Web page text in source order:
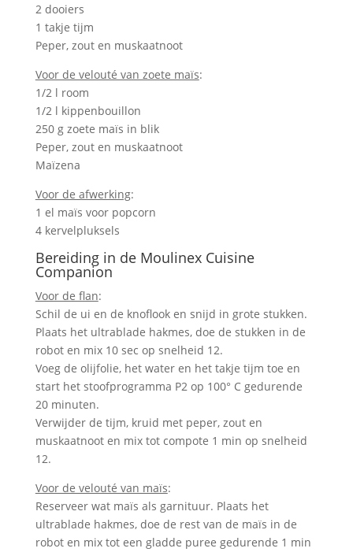
2 dooiers
1 takje tijm
Peper, zout en muskaatnoot
Voor de velouté van zoete maïs:
1/2 l room
1/2 l kippenbouillon
250 g zoete maïs in blik
Peper, zout en muskaatnoot
Maïzena
Voor de afwerking:
1 el maïs voor popcorn
4 kervelpluksels
Bereiding in de Moulinex Cuisine
Companion
Voor de flan:
Schil de ui en de knoflook en snijd in grote stukken.
Plaats het ultrablade hakmes, doe de stukken in de
robot en mix 10 sec op snelheid 12.
Voeg de olijfolie, het water en het takje tijm toe en
start het stoofprogramma P2 op 100° C gedurende
20 minuten.
Verwijder de tijm, kruid met peper, zout en
muskaatnoot en mix tot compote 1 min op snelheid
12.
Voor de velouté van maïs:
Reserveer wat maïs als garnituur. Plaats het
ultrablade hakmes, doe de rest van de maïs in de
robot en mix tot een gladde puree gedurende 1 min